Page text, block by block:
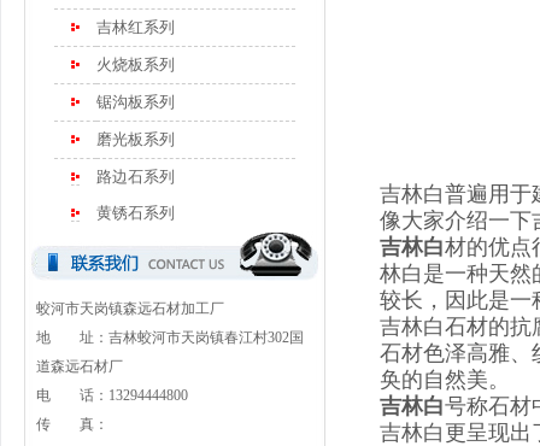
吉林红系列
火烧板系列
锯沟板系列
磨光板系列
路边石系列
黄锈石系列
蛟河市天岗镇森远石材加工厂
地 址：吉林蛟河市天岗镇春江村302国
道森远石材厂
电 话：13294444800
传 真：
吉林白普遍用于
像大家介绍一下
吉林白材的优点
林白是一种天然
较长，因此是一
吉林白石材的抗
石材色泽高雅、
奂的自然美。
吉林白号称石材
吉林白更呈现出